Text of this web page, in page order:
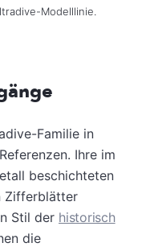
Modelllinie.
Familie in
Ihre im
beschichteten
Zifferblätter
Stil der historisch
die